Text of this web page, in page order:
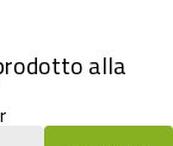
alla